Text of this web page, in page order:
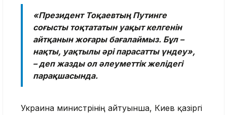
«Президент Тоқаевтың Путинге
соғысты тоқтататын уақыт келгенін
айтқанын жоғары бағалаймыз. Бұл –
нақты, уақтылы әрі парасатты үндеу»,
– деп жазды ол әлеуметтік желідегі
парақшасында.
Украина министрінің айтуынша, Киев қазіргі